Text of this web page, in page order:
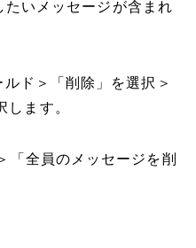
いメッセージが含まれ
ド＞「削除」を選択＞
します。
「全員のメッセージを削